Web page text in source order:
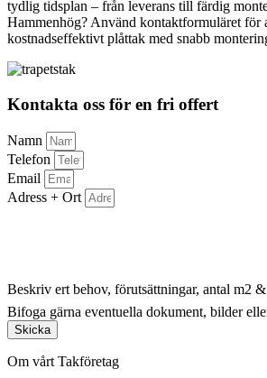
tydlig tidsplan – från leverans till färdig
Hammenhög? Använd kontaktformuläret för
kostnadseffektivt plåttak med snabb
Kontakta oss för en fri offert
Namn
Telefon
Email
Adress + Ort
Beskriv ert behov, förutsättningar, antal m2
Bifoga gärna eventuella dokument, bilder
Skicka
Om vårt Takföretag